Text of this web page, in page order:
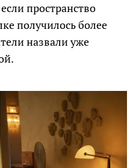
пространство
получилось более
назвали уже